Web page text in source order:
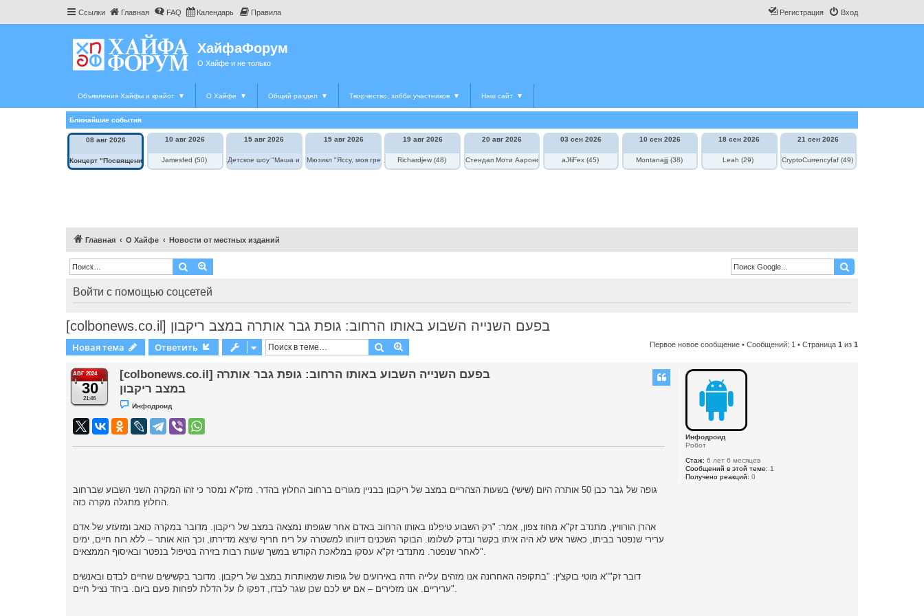
Ссылки Главная FAQ Календарь Правила Вход
Регистрация
ХайфаФорум
О Хайфе и не только
Объявления Хайфы и крайот ▼ О Хайфе ▼ Общий раздел ▼ Творчество, хобби участников ▼ Наш сайт ▼
Ближайшие события
08 авг 2026
Концерт "Посвящение Элле Фицджеральд"
10 авг 2026
Jamesfed (50)
15 авг 2026
Детское шоу "Маша и Медведь в цирке"
15 авг 2026
Мюзикл "Яссу, моя греческая любовь"
19 авг 2026
Richardjew (48)
20 авг 2026
Стендап Моти Аароновича
03 сен 2026
aJfiFex (45)
10 сен 2026
Montanajjj (38)
18 сен 2026
Leah (29)
21 сен 2026
CryptoCurrencyfaf (49)
Главная О Хайфе Новости от местных изданий
Поиск
Войти с помощью соцсетей
[colbonews.co.il] בפעם השנייה השבוע באותו הרחוב: גופת גבר אותרה במצב ריקבון
Новая тема Ответить Поиск Первое новое сообщение • Сообщений: 1 • Страница 1 из 1
Инфодроид
Робот
Стаж: 6 лет 6 месяцев
Сообщений в этой теме: 1
Получено реакций: 0
АВГ 2024
30
21:46
[colbonews.co.il] בפעם השנייה השבוע באותו הרחוב: גופת גבר אותרה
במצב ריקבון
Н
е
п
о
о
е
о
щ
е
е
Инфодроид
גופה של גבר כבן 50 אותרה היום (שישי) בשעות הצהריים במצב של ריקבון בבניין מגורים ברחוב החלוץ בהדר. מזק"א נמסר כי זהו המקרה השני השבוע שברחוב
החלוץ מתגלה מקרה כזה.
אהרן הורוויץ, מתנדב זק"א מחוז צפון, אמר: "רק השבוע טיפלנו באותו הרחוב באדם אחר שגופתו נמצאה במצב של ריקבון. מדובר במקרה כואב ומזעזע של אדם
ערירי שנפטר בביתו, כאשר איש לא היה איתו בקשר ובדק לשלומו. הבוקר השכנים דיווחו למשטרה על ריח חריף שיצא מדירתו, וכך הוא אותר – ללא רוח חיים, ימים
לאחר שנפטר. מתנדבי זק"א עסקו במלאכת הקודש במשך שעות רבות בזירה בטיפול בנפטר ובאיסוף הממצאים".
דובר זק""א מוטי בוקצ'ין: "בתקופה האחרונה אנו מזהים עלייה חדה באירועים של גופות שמאותרות במצב של ריקבון. מדובר בקשישים שחיים לבדם ובאנשים
עריריים. אנו מזכירים – אם יש לכם שכן שגר לבדו, דפקו לו על הדלת לפחות פעם ביום. ביחד נציל חיים".